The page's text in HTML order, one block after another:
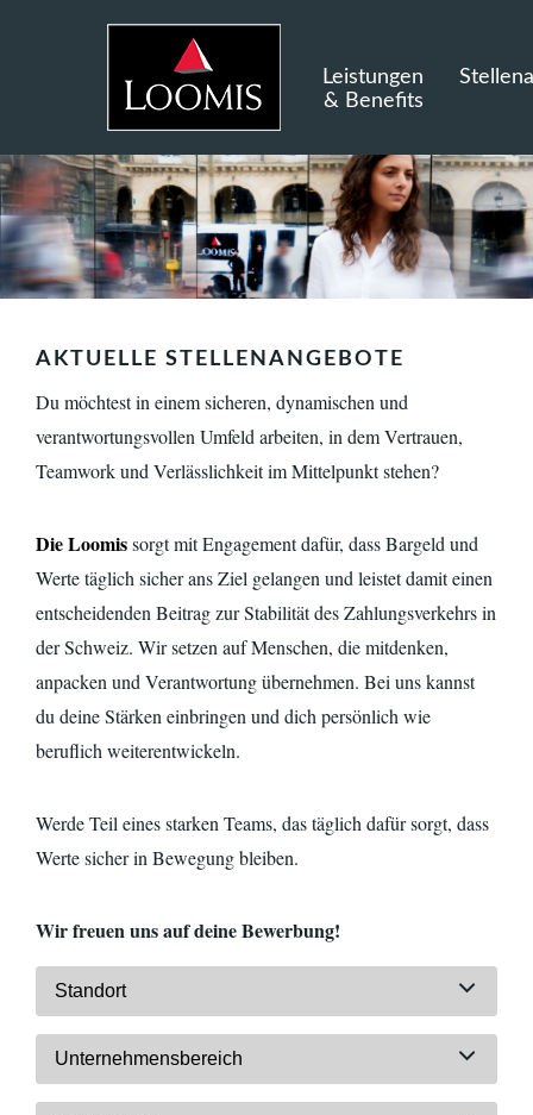
Leistungen
& Benefits
AKTUELLE STELLENANGEBOTE
Du möchtest in einem sicheren, dynamischen und
verantwortungsvollen Umfeld arbeiten, in dem Vertrauen,
Teamwork und Verlässlichkeit im Mittelpunkt stehen?
Die Loomissorgt mit Engagement dafür, dass Bargeld und
Werte täglich sicher ans Ziel gelangen und leistet damit einen
entscheidenden Beitrag zur Stabilität des Zahlungsverkehrs in
der Schweiz. Wir setzen auf Menschen, die mitdenken,
anpacken und Verantwortung übernehmen. Bei uns kannst
du deine Stärken einbringen und dich persönlich wie
beruflichweiterentwickeln.
Werde Teil eines starken Teams, das täglich dafür sorgt, dass
Werte sicher in Bewegung bleiben.
Wir freuen uns auf deine Bewerbung!
Standort
Unternehmensbereich